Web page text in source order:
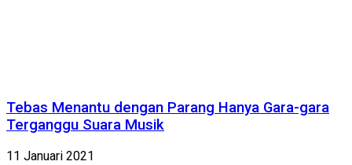
Tebas Menantu dengan Parang Hanya Gara-gara
Terganggu Suara Musik
11 Januari 2021